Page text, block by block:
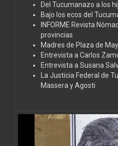
Del Tucumanazo a los
Bajo los ecos del
INFORME Revista
provincias
Madres de Plaza de
Entrevista a Carlos
Entrevista a Susana
La Justicia Federal de
Massera y Agosti